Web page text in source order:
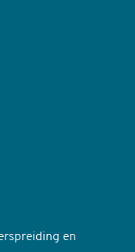
en